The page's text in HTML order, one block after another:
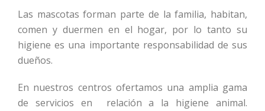
Las mascotas forman parte de la familia, habitan,
comen y duermen en el hogar, por lo tanto su
higiene es una importante responsabilidad de sus
dueños.
En nuestros centros ofertamos una amplia gama
de servicios en relación a la higiene animal.